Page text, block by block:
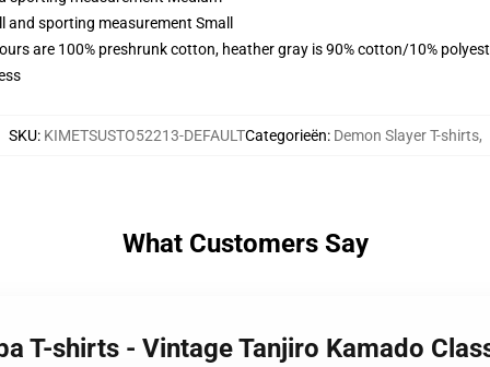
sporting measurement Small
are 100% preshrunk cotton, heather gray is 90% cotton/10%
SKU: KIMETSUSTO52213-DEFAULTCategorieën: Demon Slayer T-shirts,
What Customers Say
T-shirts - Vintage Tanjiro Kamado